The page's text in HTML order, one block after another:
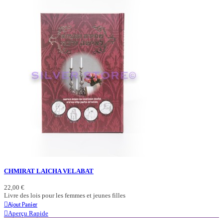
CHMIRAT LAICHA VELABAT
22,00 €
Livre des lois pour les femmes et jeunes filles
Ajout Panier
Aperçu Rapide